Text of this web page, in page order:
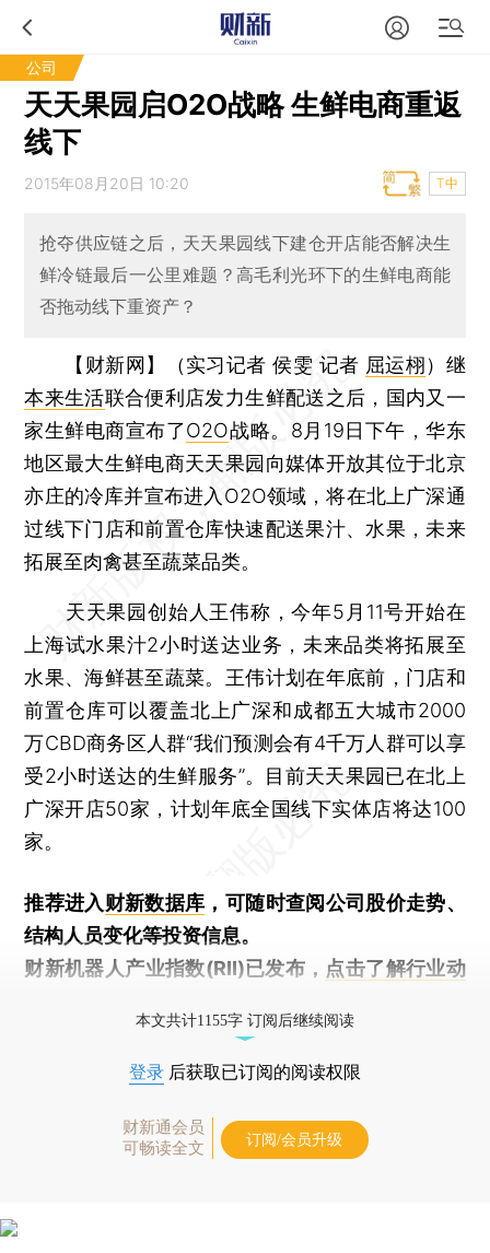
公司
天天果园启O2O战略 生鲜电商重返
线下
2015年08月20日 10:20 T中
抢夺供应链之后，天天果园线下建仓开店能否解决生
鲜冷链最后一公里难题？高毛利光环下的生鲜电商能
否拖动线下重资产？
【财新网】（实习记者 侯雯 记者 屈运栩） 继
本来生活联合便利店发力生鲜配送之后，国内又一
家生鲜电商宣布了O2O战略。8月19日下午，华东
地区最大生鲜电商天天果园向媒体开放其位于北京
亦庄的冷库并宣布进入O2O领域，将在北上广深通
过线下门店和前置仓库快速配送果汁、水果，未来
拓展至肉禽甚至蔬菜品类。
天天果园创始人王伟称，今年5月11号开始在
上海试水果汁2小时送达业务，未来品类将拓展至
水果、海鲜甚至蔬菜。王伟计划在年底前，门店和
前置仓库可以覆盖北上广深和成都五大城市2000
万CBD商务区人群“我们预测会有4千万人群可以享
受2小时送达的生鲜服务”。目前天天果园已在北上
广深开店50家，计划年底全国线下实体店将达100
家。
推荐进入财新数据库 ，可随时查阅公司股价走势、
结构人员变化等投资信息。
财新机器人产业指数(RII)已发布， 点击了解行业动
本文共计1155字 订阅后继续阅读
登录 后获取已订阅的阅读权限
财新通会员
可畅读全文
订阅/会员升级